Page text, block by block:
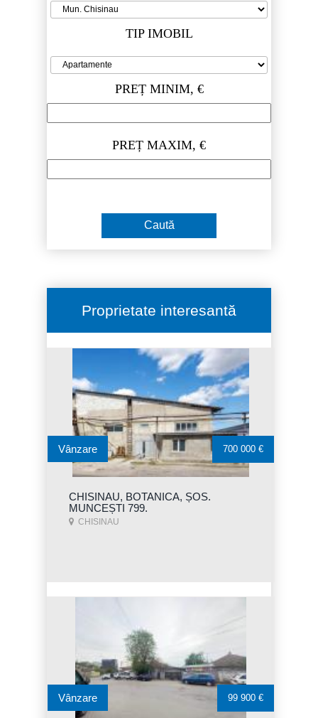
TIP IMOBIL
PREȚ MINIM, €
PREȚ MAXIM, €
Proprietate interesantă
CHISINAU, BOTANICA, ȘOS.
MUNCEȘTI 799.
CHISINAU
Vânzare 700 000 €
Vânzare 99 900 €